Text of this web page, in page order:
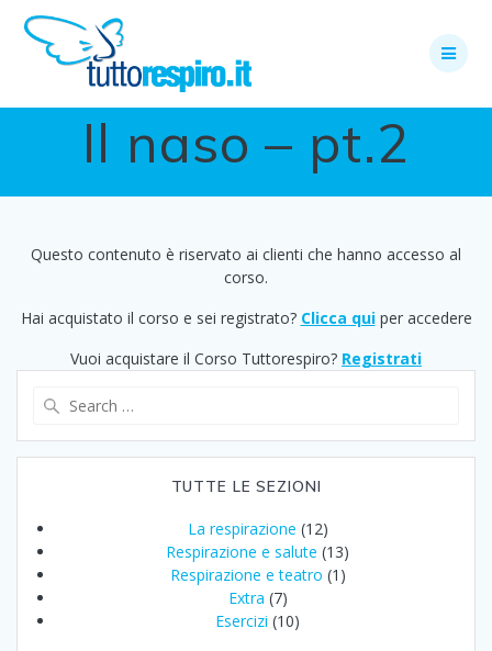
content
Il naso – pt.2
Questo contenuto è riservato ai clienti che hanno accesso al
corso.
Hai acquistato il corso e sei registrato? Clicca quiper accedere
Vuoi acquistare il Corso Tuttorespiro? Registrati
TUTTE LE SEZIONI
La respirazione (12)
Respirazione e salute (13)
Respirazione e teatro (1)
Extra (7)
Esercizi (10)